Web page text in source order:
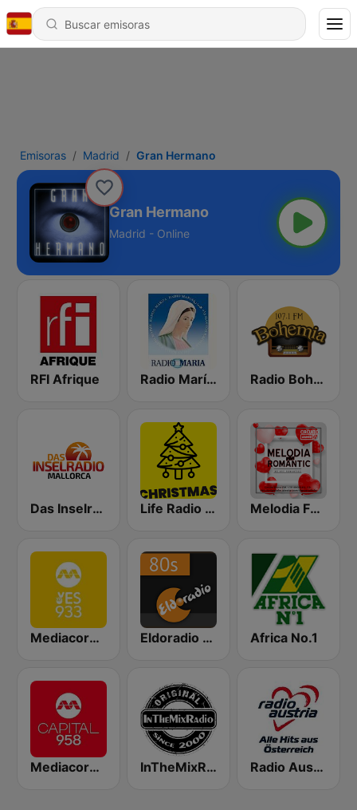
Emisoras Madrid Gran Hermano
Gran Hermano
Madrid - Online
RFI Afrique Radio María España Radio Bohemia
Das Inselradio Mallorca Life Radio Christmas Melodia FM Romantic
Mediacorp YES 933 Eldoradio - 80's Channel Africa No.1
Mediacorp CAPITAL 958 InTheMixRadio Radio Austria